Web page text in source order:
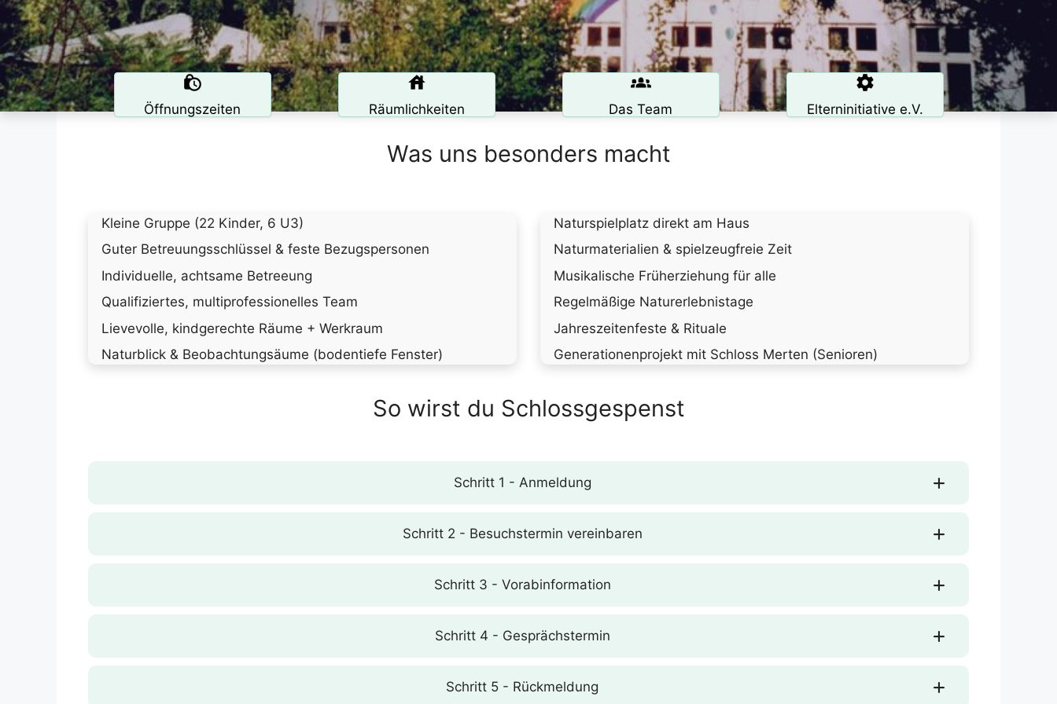
Öffnungszeiten Räumlichkeiten Das Team Elterninitiative e.V.
Was uns besonders macht
Kleine Gruppe (22 Kinder, 6 U3)
Guter Betreuungsschlüssel & feste Bezugspersonen
Individuelle, achtsame Betreeung
Qualifiziertes, multiprofessionelles Team
Lievevolle, kindgerechte Räume + Werkraum
Naturblick & Beobachtungsäume (bodentiefe Fenster)
Naturspielplatz direkt am Haus
Naturmaterialien & spielzeugfreie Zeit
Musikalische Früherziehung für alle
Regelmäßige Naturerlebnistage
Jahreszeitenfeste & Rituale
Generationenprojekt mit Schloss Merten (Senioren)
So wirst du Schlossgespenst
Schritt 1 - Anmeldung
Schritt 2 - Besuchstermin vereinbaren
Schritt 3 - Vorabinformation
Schritt 4 - Gesprächstermin
Schritt 5 - Rückmeldung